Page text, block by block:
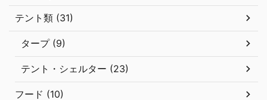
テント類 (31)
タープ (9)
テント・シェルター (23)
フード (10)